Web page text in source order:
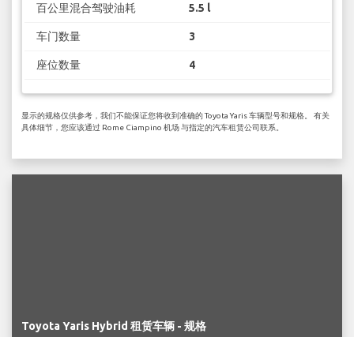
百公里混合驾驶油耗 5.5 l
车门数量 3
座位数量 4
显示的规格仅供参考，我们不能保证您将收到准确的 Toyota Yaris 车辆型号和规格。 有关
具体细节，您应该通过 Rome Ciampino 机场 与指定的汽车租赁公司联系。
Toyota Yaris Hybrid 租赁车辆 - 规格